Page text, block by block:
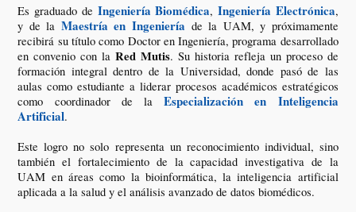
Es graduado de Ingeniería Biomédica, Ingeniería Electrónica,
y de la Maestría en Ingeniería de la UAM, y próximamente
recibirá su título como Doctor en Ingeniería, programa desarrollado
en convenio con laRed Mutis. Su historia refleja un proceso de
formación integral dentro de la Universidad, donde pasó de las
aulas como estudiante a liderar procesos académicos estratégicos
como coordinador de laEspecialización en Inteligencia
Artificial.
Este logro no solo representa un reconocimiento individual, sino
también el fortalecimiento de la capacidad investigativa de la
UAM en áreas como la bioinformática, la inteligencia artificial
aplicada a la salud y el análisis avanzado de datos biomédicos.